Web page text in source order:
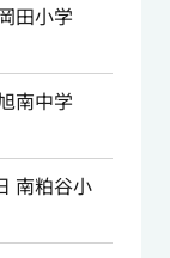
田小学
南中学
南粕谷小